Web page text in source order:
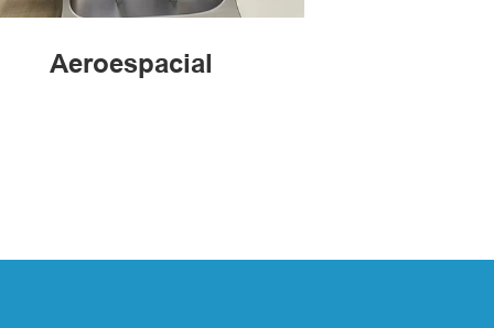
Aeroespacial